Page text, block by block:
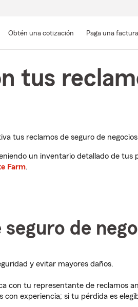
contenido
Obtén una cotización Paga una factura
tus
tus reclamos de seguro de
un inventario detallado de tus
Farm.
de
y evitar mayores daños.
con tu representante de reclamos
experiencia; si tu pérdida es